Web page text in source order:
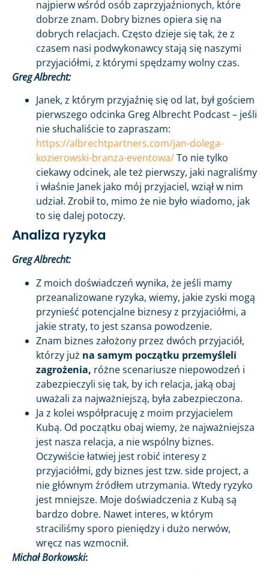
najpierw wśród osób zaprzyjaźnionych, które
dobrze znam. Dobry biznes opiera się na
dobrych relacjach. Często dzieje się tak, że z
czasem nasi podwykonawcy stają się naszymi
przyjaciółmi, z którymi spędzamy wolny czas.
Greg Albrecht:
Janek, z którym przyjaźnię się od lat, był gościem
pierwszego odcinka Greg Albrecht Podcast – jeśli
nie słuchaliście to zapraszam:
https://albrechtpartners.com/jan-dolega-
kozierowski-branza-eventowa/To nie tylko
ciekawy odcinek, ale też pierwszy, jaki nagraliśmy
i właśnie Janek jako mój przyjaciel, wziął w nim
udział. Zrobił to, mimo że nie było wiadomo, jak
to się dalej potoczy.
Analiza ryzyka
Greg Albrecht:
Z moich doświadczeń wynika, że jeśli mamy
przeanalizowane ryzyka, wiemy, jakie zyski mogą
przynieść potencjalne biznesy z przyjaciółmi, a
jakie straty, to jest szansa powodzenie.
Znam biznes założony przez dwóch przyjaciół,
którzy już na samym początku przemyśleli
zagrożenia, różne scenariusze niepowodzeń i
zabezpieczyli się tak, by ich relacja, jaką obaj
uważali za najważniejszą, była zabezpieczona.
Ja z kolei współpracuję z moim przyjacielem
Kubą. Od początku obaj wiemy, że najważniejsza
jest nasza relacja, a nie wspólny biznes.
Oczywiście łatwiej jest robić interesy z
przyjaciółmi, gdy biznes jest tzw. side project, a
nie głównym źródłem utrzymania. Wtedy ryzyko
jest mniejsze. Moje doświadczenia z Kubą są
bardzo dobre. Nawet interes, w którym
straciliśmy sporo pieniędzy i dużo nerwów,
wręcz nas wzmocnił.
Michał Borkowski: